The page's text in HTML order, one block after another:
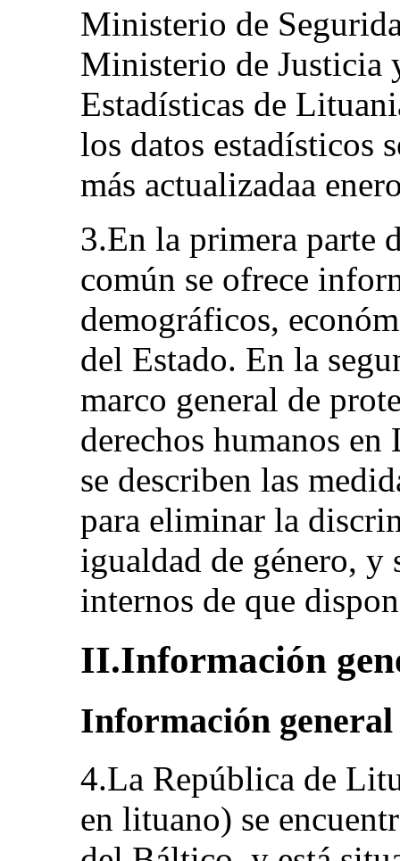
Ministerio de
Ministerio de Justicia
Estadísticas de
los datos estadísticos
más actualizadaa
3.En la primera parte
común se ofrece
demográficos,
del Estado. En la
marco general de
derechos humanos
se describen las
para eliminar la
igualdad de género, y
internos de que
II.Información
Información general
4.La República de
en lituano) se